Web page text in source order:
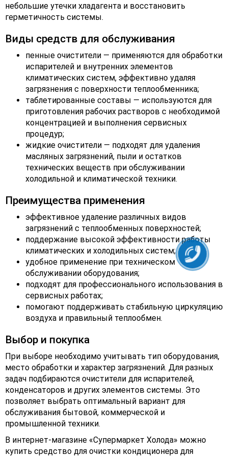
небольшие утечки хладагента и восстановить
герметичность системы.
Виды средств для обслуживания
пенные очистители — применяются для обработки
испарителей и внутренних элементов
климатических систем, эффективно удаляя
загрязнения с поверхности теплообменника;
таблетированные составы — используются для
приготовления рабочих растворов с необходимой
концентрацией и выполнения сервисных
процедур;
жидкие очистители — подходят для удаления
масляных загрязнений, пыли и остатков
технических веществ при обслуживании
холодильной и климатической техники.
Преимущества применения
эффективное удаление различных видов
загрязнений с теплообменных поверхностей;
поддержание высокой эффективности работы
климатических и холодильных систем;
удобное применение при техническом
обслуживании оборудования;
подходят для профессионального использования в
сервисных работах;
помогают поддерживать стабильную циркуляцию
воздуха и правильный теплообмен.
Выбор и покупка
При выборе необходимо учитывать тип оборудования,
место обработки и характер загрязнений. Для разных
задач подбираются очистители для испарителей,
конденсаторов и других элементов системы. Это
позволяет выбрать оптимальный вариант для
обслуживания бытовой, коммерческой и
промышленной техники.
В интернет-магазине «Супермаркет Холода» можно
купить средство для очистки кондиционера для